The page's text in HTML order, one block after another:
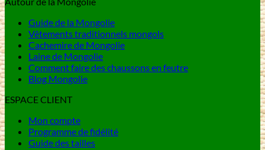
Guide de la Mongolie
Vêtements traditionnels mongols
Cachemire de Mongolie
Laine de Mongolie
Comment faire des chaussons en feutre
Blog Mongolie
ESPACE CLIENT
Mon compte
Programme de fidélité
Guide des tailles